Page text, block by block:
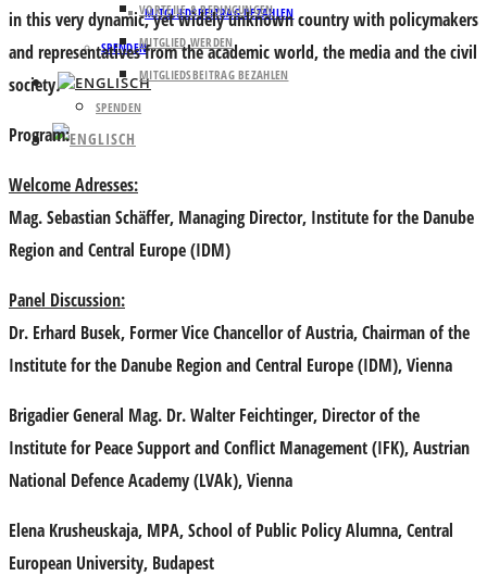
MITGLIEDSBEITRAG BEZAHLEN
SPENDEN
VORTEILE & BEDINGUNGEN
MITGLIED WERDEN
MITGLIEDSBEITRAG BEZAHLEN
SPENDEN
in this very dynamic, yet widely unknown country with policymakers
and representatives from the academic world, the media and the civil
society.
Program:
Welcome Adresses:
Mag. Sebastian Schäffer, Managing Director, Institute for the Danube
Region and Central Europe (IDM)
Panel Discussion:
Dr. Erhard Busek, Former Vice Chancellor of Austria, Chairman of the
Institute for the Danube Region and Central Europe (IDM), Vienna
Brigadier General Mag. Dr. Walter Feichtinger, Director of the
Institute for Peace Support and Conflict Management (IFK), Austrian
National Defence Academy (LVAk), Vienna
Elena Krusheuskaja, MPA, School of Public Policy Alumna, Central
European University, Budapest